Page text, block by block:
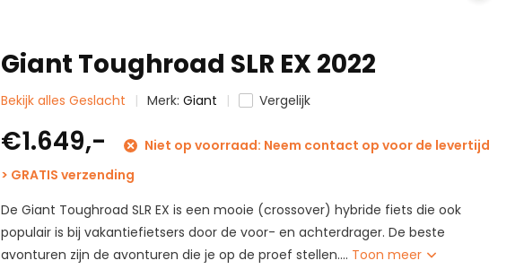
Giant Toughroad SLR EX 2022
Bekijk alles Geslacht Merk:Giant Vergelijk
€1.649,-
Niet op voorraad: Neem contact op voor de levertijd
> GRATIS verzending
De Giant Toughroad SLR EX is een mooie (crossover) hybride fiets die ook
populair is bij vakantiefietsers door de voor- en achterdrager. De beste
avonturen zijn de avonturen die je op de proef stellen.... Toon meer